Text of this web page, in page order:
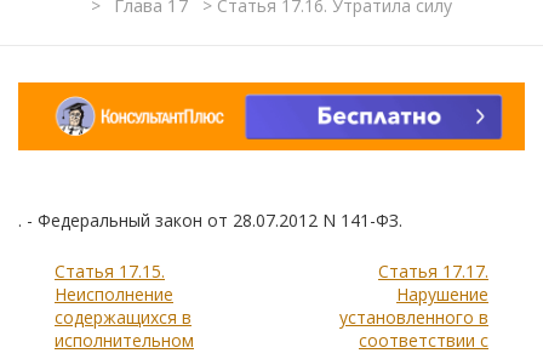
> Глава 17 > Статья 17.16. Утратила силу
. - Федеральный закон от 28.07.2012 N 141-ФЗ.
Статья 17.15.
Неисполнение
содержащихся в
исполнительном
Статья 17.17.
Нарушение
установленного в
соответствии с